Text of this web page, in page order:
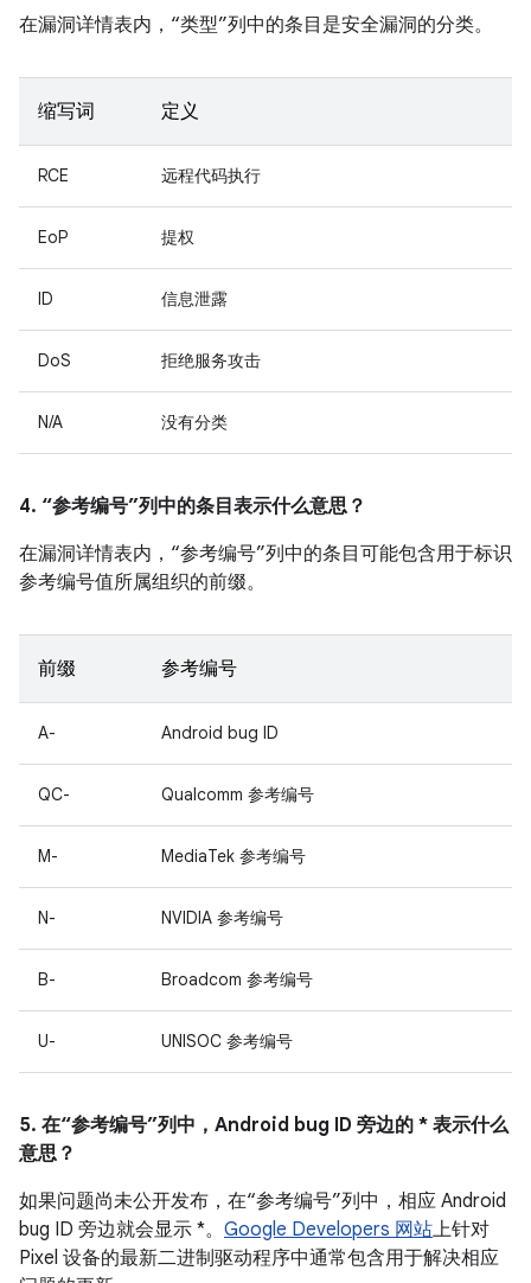
在漏洞详情表内，“类型”列中的条目是安全漏洞的分类。
缩写词 定义
RCE 远程代码执行
EoP 提权
ID 信息泄露
DoS 拒绝服务攻击
N/A 没有分类
4. “参考编号”列中的条目表示什么意思？
在漏洞详情表内，“参考编号”列中的条目可能包含用于标识
参考编号值所属组织的前缀。
前缀 参考编号
A- Android bug ID
QC- Qualcomm 参考编号
M- MediaTek 参考编号
N- NVIDIA 参考编号
B- Broadcom 参考编号
U- UNISOC 参考编号
5. 在“参考编号”列中，Android bug ID 旁边的 * 表示什么
意思？
如果问题尚未公开发布，在“参考编号”列中，相应 Android
bug ID 旁边就会显示 *。 Google Developers 网站上针对
Pixel 设备的最新二进制驱动程序中通常包含用于解决相应